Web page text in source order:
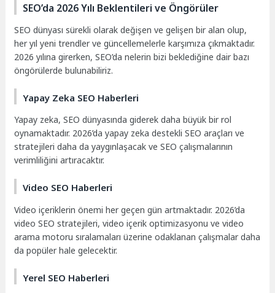
SEO’da 2026 Yılı Beklentileri ve Öngörüler
SEO dünyası sürekli olarak değişen ve gelişen bir alan olup,
her yıl yeni trendler ve güncellemelerle karşımıza çıkmaktadır.
2026 yılına girerken, SEO’da nelerin bizi beklediğine dair bazı
öngörülerde bulunabiliriz.
Yapay Zeka SEO Haberleri
Yapay zeka, SEO dünyasında giderek daha büyük bir rol
oynamaktadır. 2026’da yapay zeka destekli SEO araçları ve
stratejileri daha da yaygınlaşacak ve SEO çalışmalarının
verimliliğini artıracaktır.
Video SEO Haberleri
Video içeriklerin önemi her geçen gün artmaktadır. 2026’da
video SEO stratejileri, video içerik optimizasyonu ve video
arama motoru sıralamaları üzerine odaklanan çalışmalar daha
da popüler hale gelecektir.
Yerel SEO Haberleri